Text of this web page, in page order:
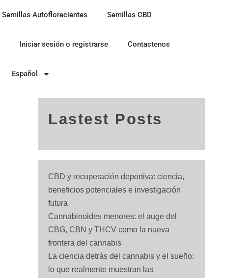
Semillas Autoflorecientes Semillas CBD
Iniciar sesión o registrarse Contactenos
Español
Lastest Posts
CBD y recuperación deportiva: ciencia,
beneficios potenciales e investigación
futura
Cannabinoides menores: el auge del
CBG, CBN y THCV como la nueva
frontera del cannabis
La ciencia detrás del cannabis y el sueño:
lo que realmente muestran las